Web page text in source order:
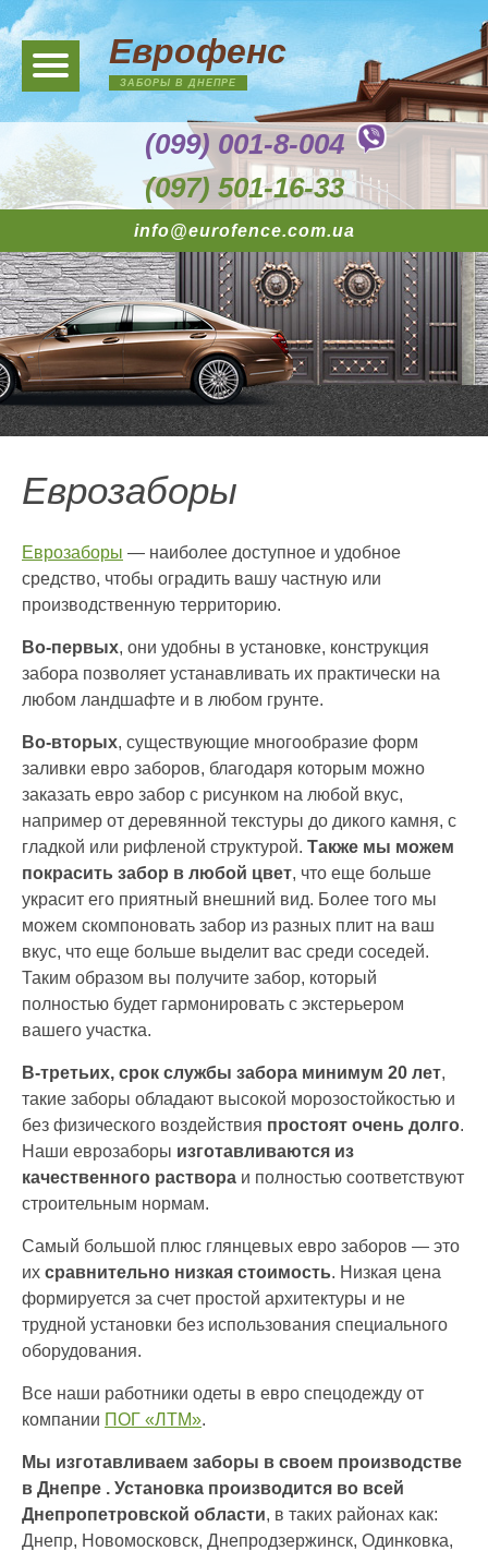
Еврофенс
ЗАБОРЫ В ДНЕПРЕ
(099) 001-8-004
(097) 501-16-33
info@eurofence.com.ua
Еврозаборы
Еврозаборы — наиболее доступное и удобное
средство, чтобы оградить вашу частную или
производственную территорию.
Во-первых, они удобны в установке, конструкция
забора позволяет устанавливать их практически на
любом ландшафте и в любом грунте.
Во-вторых, существующие многообразие форм
заливки евро заборов, благодаря которым можно
заказать евро забор с рисунком на любой вкус,
например от деревянной текстуры до дикого камня, с
гладкой или рифленой структурой. Также мы можем
покрасить забор в любой цвет, что еще больше
украсит его приятный внешний вид. Более того мы
можем скомпоновать забор из разных плит на ваш
вкус, что еще больше выделит вас среди соседей.
Таким образом вы получите забор, который
полностью будет гармонировать с экстерьером
вашего участка.
В-третьих, срок службы забора минимум 20 лет,
такие заборы обладают высокой морозостойкостью и
без физического воздействия простоят очень долго.
Наши еврозаборы изготавливаются из
качественного раствора и полностью соответствуют
строительным нормам.
Самый большой плюс глянцевых евро заборов — это
их сравнительно низкая стоимость. Низкая цена
формируется за счет простой архитектуры и не
трудной установки без использования специального
оборудования.
Все наши работники одеты в евро спецодежду от
компании ПОГ «ЛТМ».
Мы изготавливаем заборы в своем производстве
в Днепре . Установка производится во всей
Днепропетровской области, в таких районах как:
Днепр, Новомосковск, Днепродзержинск, Одинковка,